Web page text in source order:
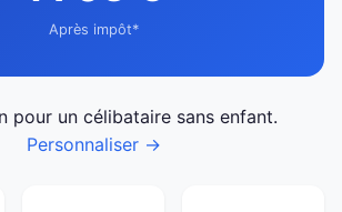
Après impôt*
pour un célibataire sans enfant.
Personnaliser →